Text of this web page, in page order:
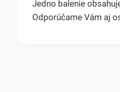
Jedno balenie
Odporúčame Vám aj